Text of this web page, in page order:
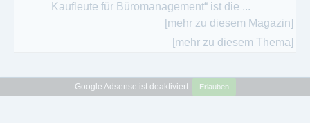
Kaufleute für Büromanagement“ ist die ...
[mehr zu diesem Magazin]
[mehr zu diesem Thema]
Google Adsense ist deaktiviert. Erlauben